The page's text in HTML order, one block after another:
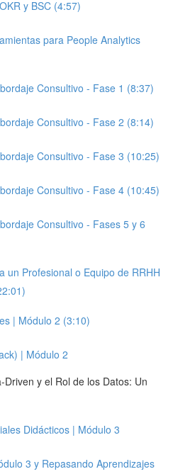
y BSC (4:57)
para People Analytics
Consultivo - Fase 1 (8:37)
Consultivo - Fase 2 (8:14)
Consultivo - Fase 3 (10:25)
Consultivo - Fase 4 (10:45)
Consultivo - Fases 5 y 6
un Profesional o Equipo de RRHH
| Módulo 2 (3:10)
| Módulo 2
y el Rol de los Datos: Un
Didácticos | Módulo 3
3 y Repasando Aprendizajes